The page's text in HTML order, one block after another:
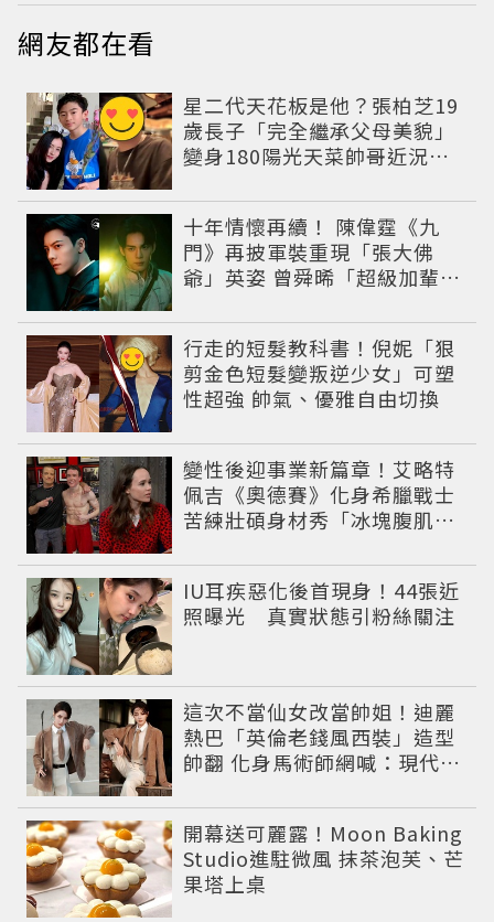
網友都在看
星二代天花板是他？張柏芝19
歲長子「完全繼承父母美貌」
變身180陽光天菜帥哥近況曝
十年情懷再續！ 陳偉霆《九
門》再披軍裝重現「張大佛
爺」英姿 曾舜晞「超級加輩」
行走的短髮教科書！倪妮「狠
剪金色短髮變叛逆少女」可塑
性超強 帥氣、優雅自由切換
變性後迎事業新篇章！艾略特
佩吉《奧德賽》化身希臘戰士
苦練壯碩身材秀「冰塊腹肌」
IU耳疾惡化後首現身！44張近
照曝光 真實狀態引粉絲關注
這次不當仙女改當帥姐！迪麗
熱巴「英倫老錢風西裝」造型
帥翻 化身馬術師網喊：現代版
開幕送可麗露！Moon Baking
Studio進駐微風 抹茶泡芙、芒
果塔上桌